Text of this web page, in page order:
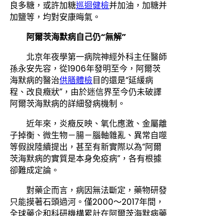
良多糖，或許加糖巡迴健檢并加油，加糖并
加鹽等，均對安康晦氣。
阿爾茨海默病自己仍“無解”
北京年夜學第一病院神經外科主任醫師
孫永安先容，從1906年發明至今，阿爾茨
海默病的醫治供膳體檢目的還是“延緩病
程、改良癥狀”，由於迷信界至今仍未破譯
阿爾茨海默病的詳細發病機制。
近年來，炎癥反映、氧化應激、金屬離
子掉衡、微生物－腸－腦軸雜亂、異常自噬
等假說陸續提出，甚至有新實際以為“阿爾
茨海默病的實質是本身免疫病”，各有根據
卻難成定論。
對藥企而言，病因無法斷定，藥物研發
只能摸著石頭過河。僅2000～2017年間，
全球藥企和科研機構累計在阿爾茨海默病藥